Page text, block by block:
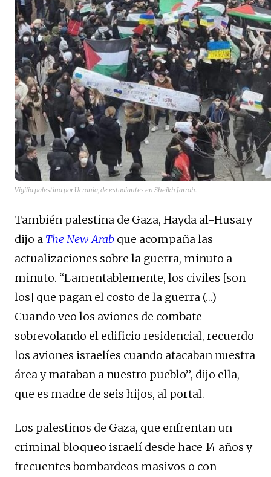
Vigilia palestina por Ucrania, de estudiantes en Sheikh Jarrah.
También palestina de Gaza, Hayda al-Husary
dijo a The New Arab que acompaña las
actualizaciones sobre la guerra, minuto a
minuto. “Lamentablemente, los civiles [son
los] que pagan el costo de la guerra (…)
Cuando veo los aviones de combate
sobrevolando el edificio residencial, recuerdo
los aviones israelíes cuando atacaban nuestra
área y mataban a nuestro pueblo”, dijo ella,
que es madre de seis hijos, al portal.
Los palestinos de Gaza, que enfrentan un
criminal bloqueo israelí desde hace 14 años y
frecuentes bombardeos masivos o con